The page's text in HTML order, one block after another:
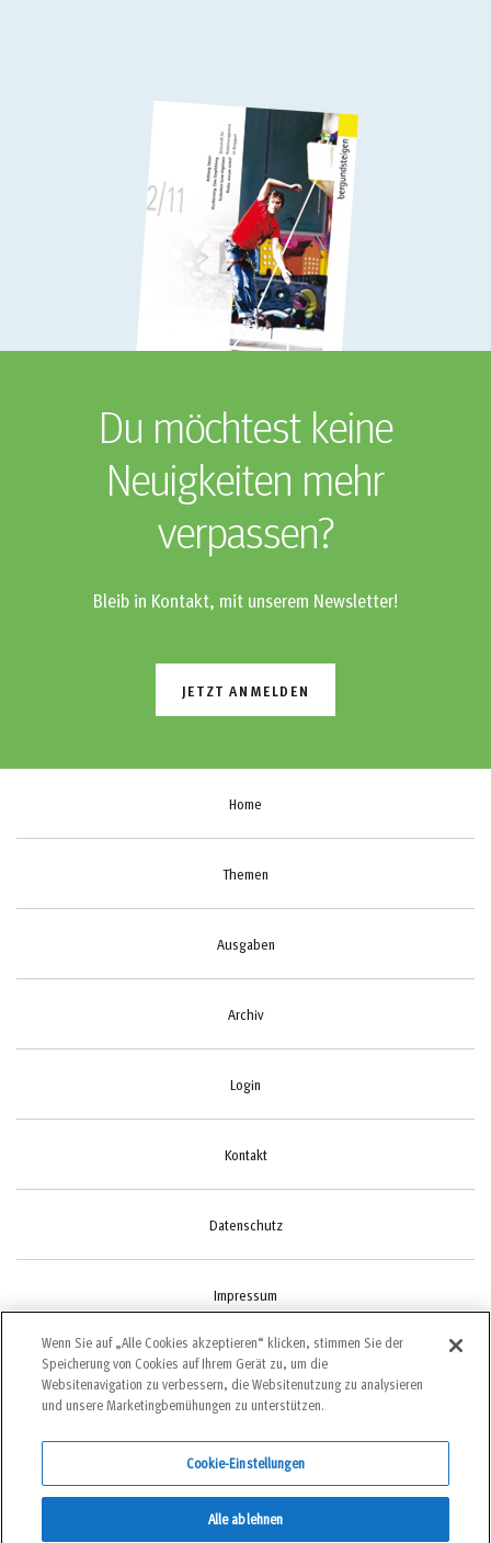
Du möchtest keine
Neuigkeiten mehr
verpassen?
Bleib in Kontakt, mit unserem Newsletter!
JETZT ANMELDEN
Home
Themen
Ausgaben
Archiv
Login
Kontakt
Datenschutz
Impressum
Cookie-Einstellungen
©2022 bergundsteigen
Wenn Sie auf „Alle Cookies akzeptieren“ klicken, stimmen Sie der
Speicherung von Cookies auf Ihrem Gerät zu, um die
Websitenavigation zu verbessern, die Websitenutzung zu analysieren
und unsere Marketingbemühungen zu unterstützen.
Cookie-Einstellungen
Alle ablehnen